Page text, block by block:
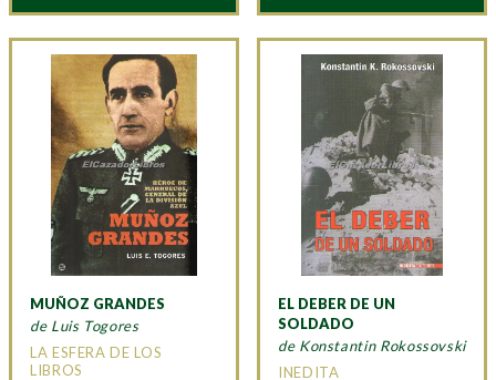
MUÑOZ GRANDES
de Luis Togores
LA ESFERA DE LOS
LIBROS
EL DEBER DE UN
SOLDADO
de Konstantin Rokossovski
INEDITA